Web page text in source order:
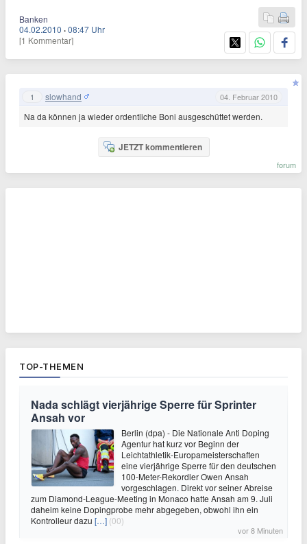
Banken
04.02.2010 ·08:47 Uhr
[1 Kommentar]
1 slowhand 04. Februar 2010
Na da können ja wieder ordentliche Boni ausgeschüttet werden.
JETZT kommentieren
forum
TOP-THEMEN
Nada schlägt vierjährige Sperre für Sprinter
Ansah vor
Berlin (dpa) - Die Nationale Anti Doping
Agentur hat kurz vor Beginn der
Leichtathletik-Europameisterschaften
eine vierjährige Sperre für den deutschen
100-Meter-Rekordler Owen Ansah
vorgeschlagen. Direkt vor seiner Abreise
zum Diamond-League-Meeting in Monaco hatte Ansah am 9. Juli
daheim keine Dopingprobe mehr abgegeben, obwohl ihn ein
Kontrolleur dazu […] (00)
vor 8 Minuten